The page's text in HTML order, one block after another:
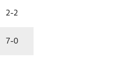
2-2
7 -0